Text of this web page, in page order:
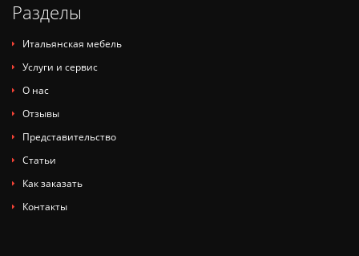
Разделы
Итальянская мебель
Услуги и сервис
О нас
Отзывы
Представительство
Статьи
Как заказать
Контакты